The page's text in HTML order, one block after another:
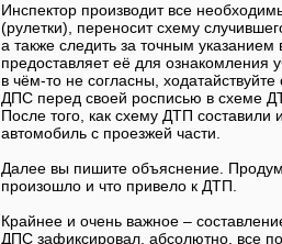
Инспектор производит все
(рулетки), переносит схему
а также следить за точным
предоставляет её для ознакомления
в чём-то не согласны,
ДПС перед своей росписью в схеме
После того, как схему ДТП
автомобиль с проезжей части.
Далее вы пишите объяснение.
произошло и что привело к ДТП.
Крайнее и очень важное –
ДПС зафиксировал, абсолютно, все